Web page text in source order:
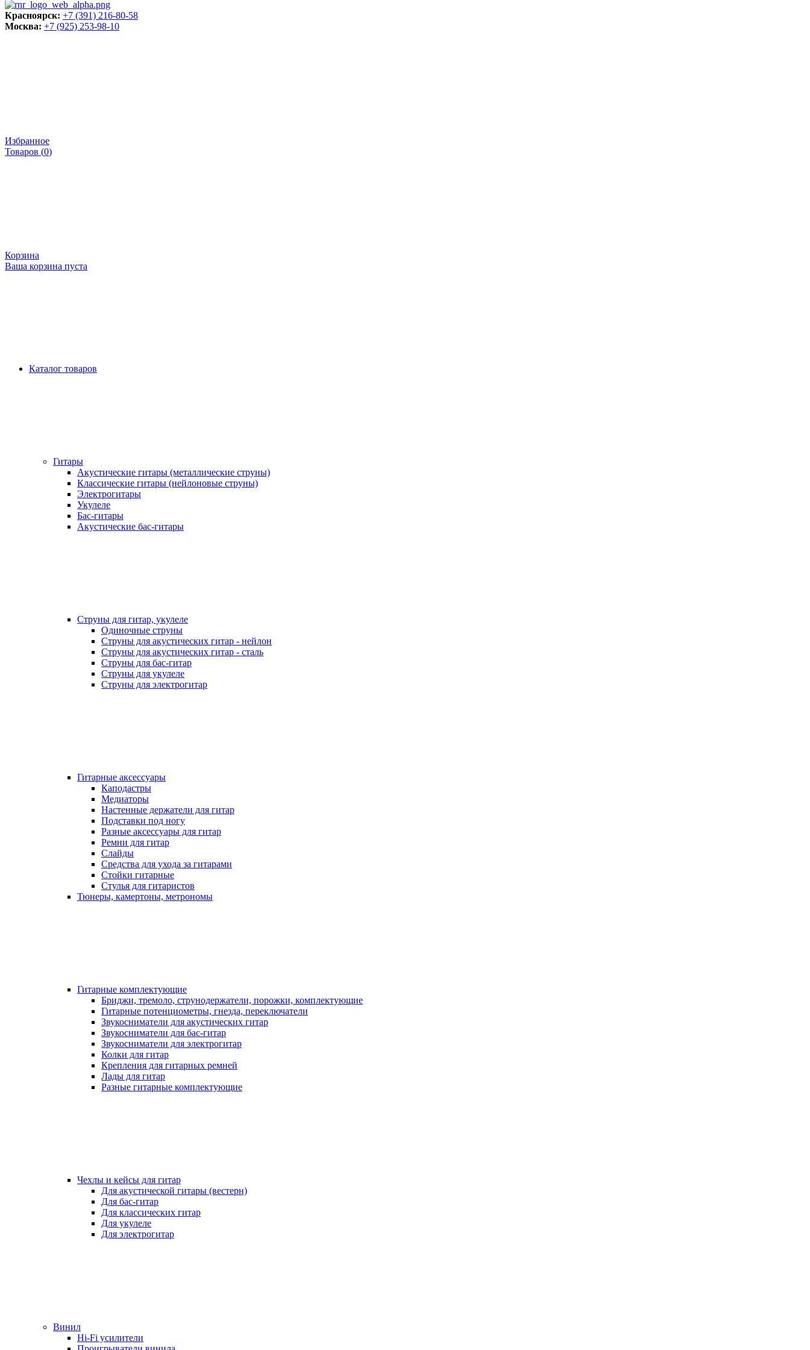
Красноярск: +7 (391) 216-80-58
Москва: +7 (925) 253-98-10
Избранное
Товаров (0)
Корзина
Ваша корзина пуста
Каталог товаров
Гитары
Акустические гитары (металлические струны)
Классические гитары (нейлоновые струны)
Электрогитары
Укулеле
Бас-гитары
Акустические бас-гитары
Струны для гитар, укулеле
Одиночные струны
Струны для акустических гитар - нейлон
Струны для акустических гитар - сталь
Струны для бас-гитар
Струны для укулеле
Струны для электрогитар
Гитарные аксессуары
Каподастры
Медиаторы
Настенные держатели для гитар
Подставки под ногу
Разные аксессуары для гитар
Ремни для гитар
Слайды
Средства для ухода за гитарами
Стойки гитарные
Стулья для гитаристов
Тюнеры, камертоны, метрономы
Гитарные комплектующие
Бриджи, тремоло, струнодержатели, порожки, комплектующие
Гитарные потенциометры, гнезда, переключатели
Звукосниматели для акустических гитар
Звукосниматели для бас-гитар
Звукосниматели для электрогитар
Колки для гитар
Крепления для гитарных ремней
Лады для гитар
Разные гитарные комплектующие
Чехлы и кейсы для гитар
Для акустической гитары (вестерн)
Для бас-гитар
Для классических гитар
Для укулеле
Для электрогитар
Винил
Hi-Fi усилители